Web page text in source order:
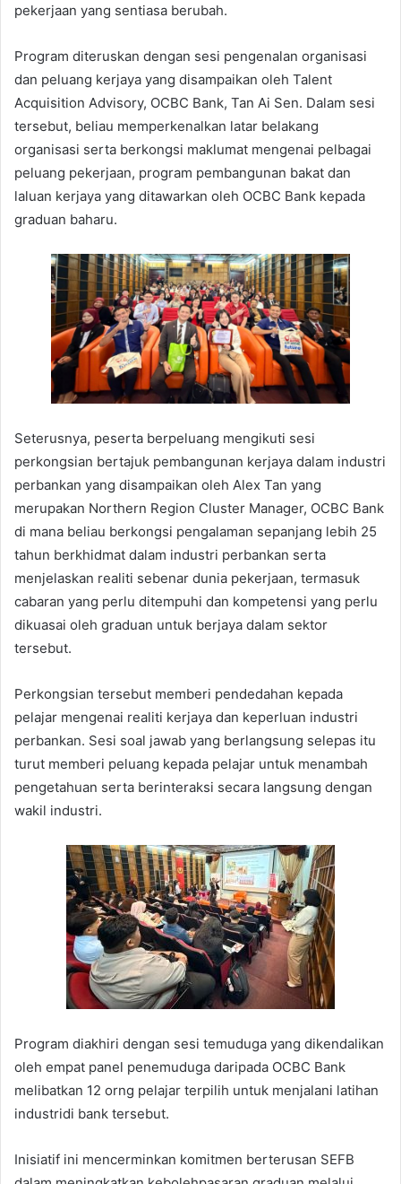
pekerjaan yang sentiasa berubah.
Program diteruskan dengan sesi pengenalan organisasi
dan peluang kerjaya yang disampaikan oleh Talent
Acquisition Advisory, OCBC Bank, Tan Ai Sen. Dalam sesi
tersebut, beliau memperkenalkan latar belakang
organisasi serta berkongsi maklumat mengenai pelbagai
peluang pekerjaan, program pembangunan bakat dan
laluan kerjaya yang ditawarkan oleh OCBC Bank kepada
graduan baharu.
Seterusnya, peserta berpeluang mengikuti sesi
perkongsian bertajuk pembangunan kerjaya dalam industri
perbankan yang disampaikan oleh Alex Tan yang
merupakan Northern Region Cluster Manager, OCBC Bank
di mana beliau berkongsi pengalaman sepanjang lebih 25
tahun berkhidmat dalam industri perbankan serta
menjelaskan realiti sebenar dunia pekerjaan, termasuk
cabaran yang perlu ditempuhi dan kompetensi yang perlu
dikuasai oleh graduan untuk berjaya dalam sektor
tersebut.
Perkongsian tersebut memberi pendedahan kepada
pelajar mengenai realiti kerjaya dan keperluan industri
perbankan. Sesi soal jawab yang berlangsung selepas itu
turut memberi peluang kepada pelajar untuk menambah
pengetahuan serta berinteraksi secara langsung dengan
wakil industri.
Program diakhiri dengan sesi temuduga yang dikendalikan
oleh empat panel penemuduga daripada OCBC Bank
melibatkan 12 orng pelajar terpilih untuk menjalani latihan
industridi bank tersebut.
Inisiatif ini mencerminkan komitmen berterusan SEFB